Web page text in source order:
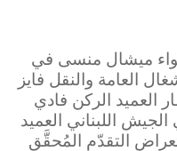
ميشال منسى في
العامة والنقل فايز
العميد الركن فادي
اللبناني العميد
التقدّم المُحقَّق